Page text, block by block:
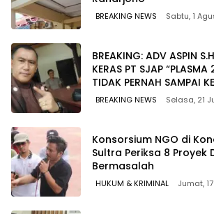
BREAKING NEWS Sabtu, 1
BREAKING: ADV ASPIN
KERAS PT SJAP
TIDAK PERNAH SAMPAI
WAWOONE!
BREAKING NEWS Selasa, 21
Konsorsium NGO di
Sultra Periksa 8 Proyek
Bermasalah ‎
HUKUM & KRIMINAL Jumat,